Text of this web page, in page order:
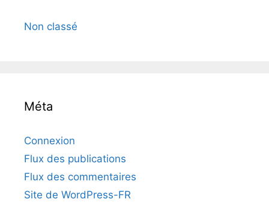
Non classé
Méta
Connexion
Flux des publications
Flux des commentaires
Site de WordPress-FR